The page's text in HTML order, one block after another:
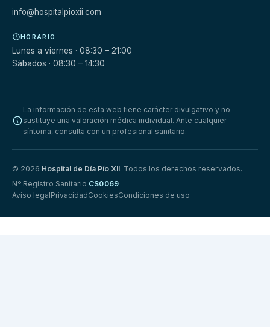
info@hospitalpioxii.com
HORARIO
Lunes a viernes · 08:30 – 21:00
Sábados · 08:30 – 14:30
La información de esta web tiene carácter divulgativo y no
sustituye una valoración médica individual. Ante cualquier
síntoma, consulta con un profesional sanitario.
© 2026 Hospital de Día Pío XII. Todos los derechos reservados.
Nº Registro Sanitario CS0069
Aviso legalPrivacidadCookiesCondiciones de uso